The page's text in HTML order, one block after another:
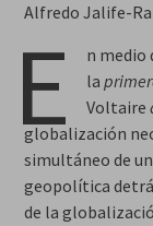
Alfredo Jalife-
E
n medio
la
Voltaire
globalización
simultáneo de
geopolítica
de la